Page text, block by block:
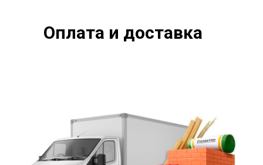
Оплата и доставка